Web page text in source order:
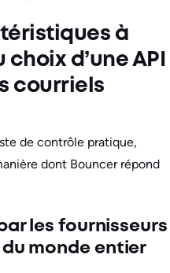
à
d’une API
courriels
de contrôle pratique,
dont Bouncer répond
les fournisseurs
monde entier